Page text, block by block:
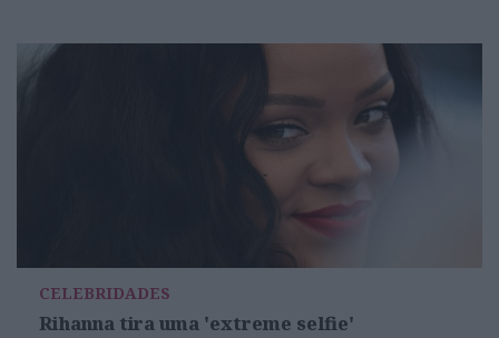
CELEBRIDADES
Rihanna tira uma 'extreme selfie'